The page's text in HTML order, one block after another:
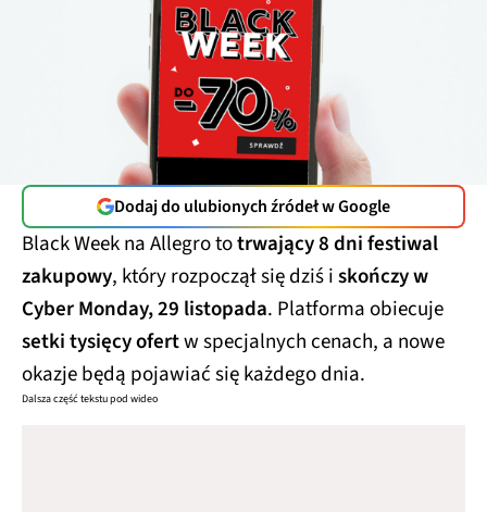
Dodaj do ulubionych źródeł w Google
Black Week na Allegro totrwający 8 dni festiwal
zakupowy, który rozpoczął się dziś iskończy w
Cyber Monday, 29 listopada. Platforma obiecuje
setki tysięcy ofertw specjalnych cenach, a nowe
okazje będą pojawiać się każdego dnia.
Dalsza część tekstu pod wideo